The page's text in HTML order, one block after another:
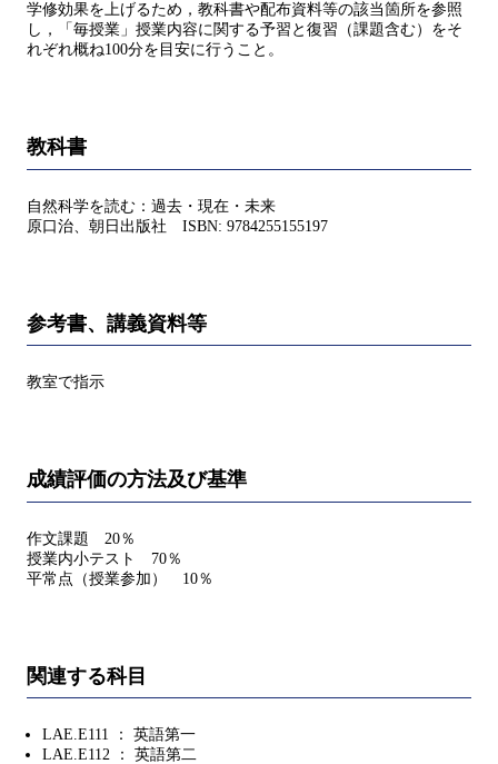
学修効果を上げるため，教科書や配布資料等の該当箇所を参照
し，「毎授業」授業内容に関する予習と復習（課題含む）をそ
れぞれ概ね100分を目安に行うこと。
教科書
自然科学を読む：過去・現在・未来
原口治、朝日出版社 ISBN: 9784255155197
参考書、講義資料等
教室で指示
成績評価の方法及び基準
作文課題 20％
授業内小テスト 70％
平常点（授業参加） 10％
関連する科目
LAE.E111 ： 英語第一
LAE.E112 ： 英語第二